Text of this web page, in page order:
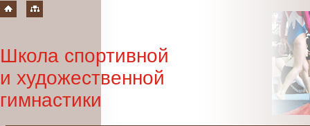
Школа спортивной
и художественной
гимнастики